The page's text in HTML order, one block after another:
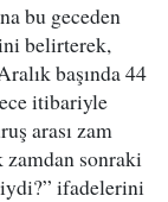
bu geceden
belirterek,
başında 44
itibariyle
arası zam
sonraki
ifadelerini